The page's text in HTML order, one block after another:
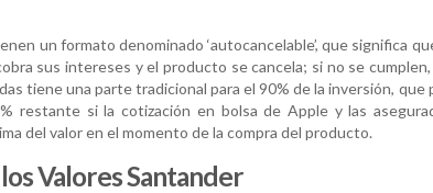
un formato denominado ‘autocancelable’, que significa
sus intereses y el producto se cancela; si no se
tiene una parte tradicional para el 90% de la inversión, que
restante si la cotización en bolsa de Apple y las
del valor en el momento de la compra del producto.
Valores Santander